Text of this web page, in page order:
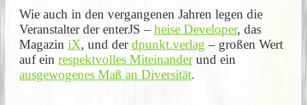
Wie auch in den vergangenen Jahren legen die
Veranstalter der enterJS – heise Developer, das
Magazin iX, und derdpunkt.verlag – großen Wert
auf ein respektvolles Miteinanderund ein
ausgewogenes Maß an Diversität.